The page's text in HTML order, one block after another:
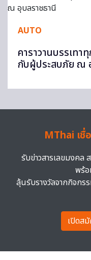
AUTO
คาราวานบรรเท
กับผู้ประสบภัย ณ
MThai เชื่
รับข่าวสารเลขมงคล
พร้อ
ลุ้นรับรางวัลจากกิจกร
เปิดส